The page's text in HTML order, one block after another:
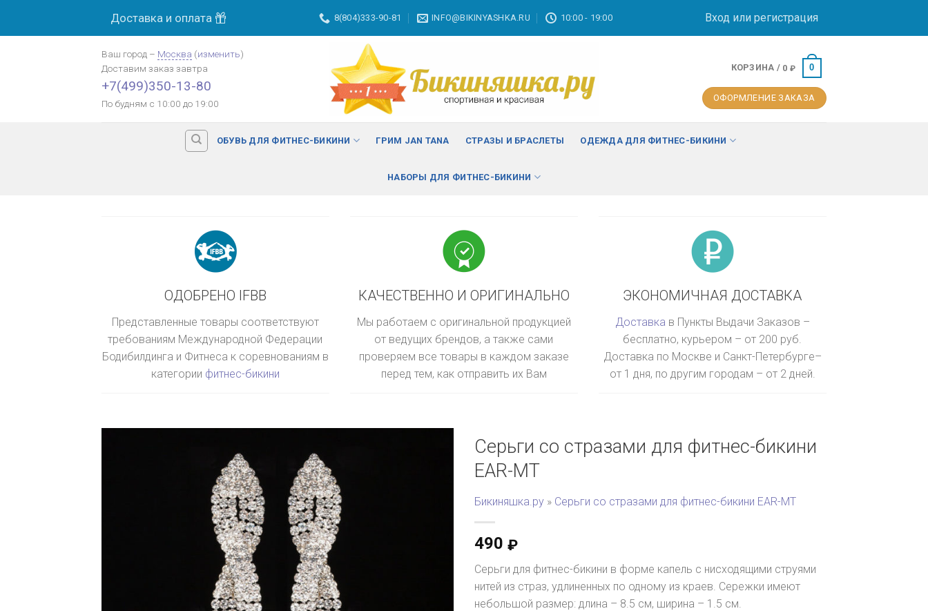
Доставка и оплата 8(804)333-90-81 INFO@BIKINYASHKA.RU 10:00 - 19:00 Вход или регистрация
Ваш город – Москва (изменить)
Доставим заказ завтра
+7(499)350-13-80
По будням с 10:00 до 19:00
КОРЗИНА / 0 ₽ 0
ОФОРМЛЕНИЕ ЗАКАЗА
ОБУВЬ ДЛЯ ФИТНЕС-БИКИНИ ГРИМ JAN TANA СТРАЗЫ И БРАСЛЕТЫ ОДЕЖДА ДЛЯ ФИТНЕС-БИКИНИ
НАБОРЫ ДЛЯ ФИТНЕС-БИКИНИ
ОДОБРЕНО IFBB
Представленные товары соответствуют
требованиям Международной Федерации
Бодибилдинга и Фитнеса к соревнованиям в
категории фитнес-бикини
КАЧЕСТВЕННО И ОРИГИНАЛЬНО
Мы работаем с оригинальной продукцией
от ведущих брендов, а также сами
проверяем все товары в каждом заказе
перед тем, как отправить их Вам
ЭКОНОМИЧНАЯ ДОСТАВКА
Доставка в Пункты Выдачи Заказов –
бесплатно, курьером – от 200 руб.
Доставка по Москве и Санкт-Петербурге–
от 1 дня, по другим городам – от 2 дней.
Серьги со стразами для фитнес-бикини
EAR-MT
Бикиняшка.ру » Серьги со стразами для фитнес-бикини EAR-MT
490 ₽
Серьги для фитнес-бикини в форме капель с нисходящими струями
нитей из страз, удлиненных по одному из краев. Сережки имеют
небольшой размер: длина – 8.5 см, ширина – 1.5 см.
МОСКВА изменить
Оплата картой банка